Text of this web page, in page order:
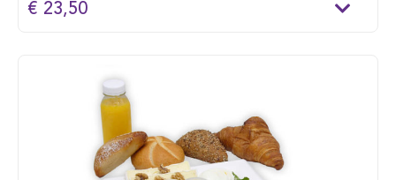
€ 23,50